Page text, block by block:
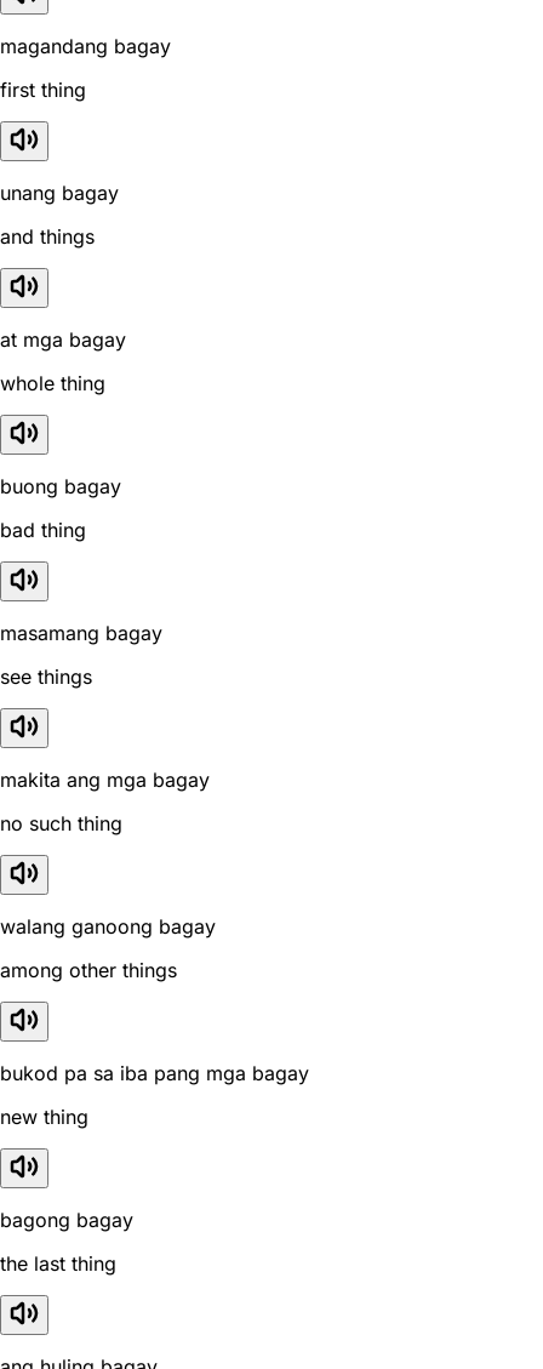
magandang bagay
first thing
unang bagay
and things
at mga bagay
whole thing
buong bagay
bad thing
masamang bagay
see things
makita ang mga bagay
no such thing
walang ganoong bagay
among other things
bukod pa sa iba pang mga bagay
new thing
bagong bagay
the last thing